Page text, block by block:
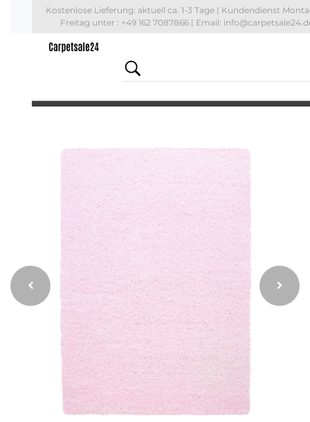
Kostenlose Lieferung: aktuell ca. 1-3 Tage| Kundendienst
Freitag unter : +49 162 7087866 | Email: